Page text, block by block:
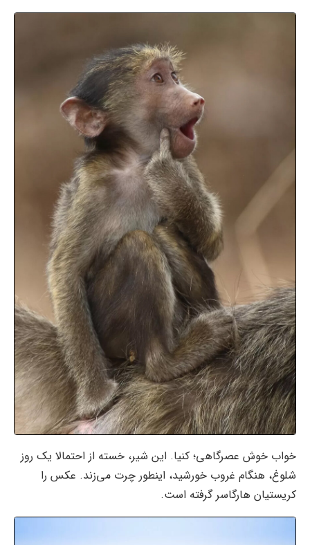
خواب خوش عصرگاهی؛ کنیا. این شیر، خسته از احتمالا یک روز
شلوغ، هنگام غروب خورشید، اینطور چرت می‌زند. عکس را
کریستیان هارگاسر گرفته است.